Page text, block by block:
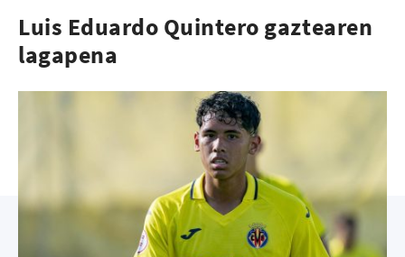
Luis Eduardo Quintero gaztearen
lagapena